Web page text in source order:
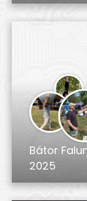
Bátor
2025